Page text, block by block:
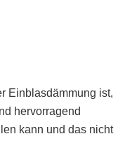
Einblasdämmung ist,
hervorragend
kann und das nicht